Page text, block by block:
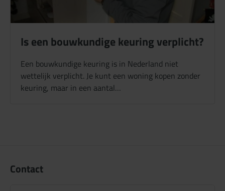
Is een bouwkundige keuring verplicht?
Een bouwkundige keuring is in Nederland niet
wettelijk verplicht. Je kunt een woning kopen zonder
keuring, maar in een aantal…
Contact